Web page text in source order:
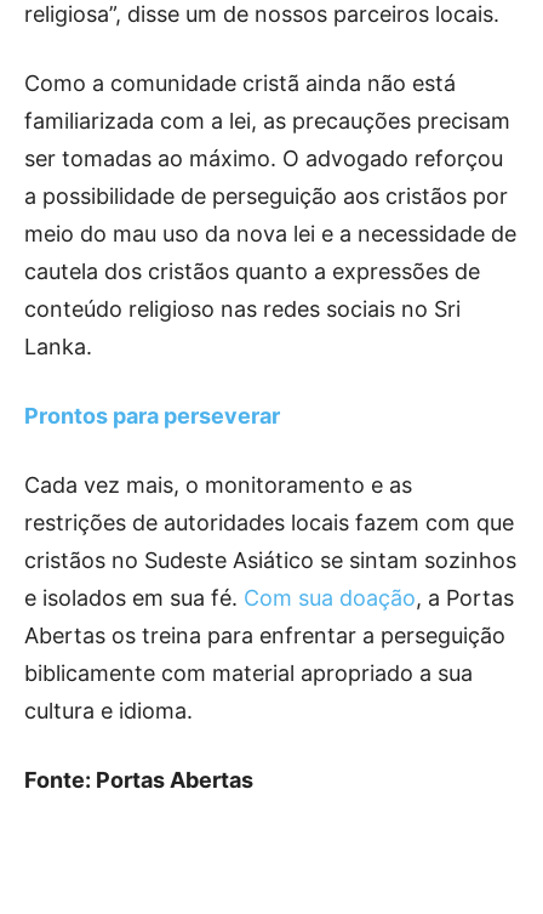
religiosa”, disse um de nossos parceiros locais.
Como a comunidade cristã ainda não está
familiarizada com a lei, as precauções precisam
ser tomadas ao máximo. O advogado reforçou
a possibilidade de perseguição aos cristãos por
meio do mau uso da nova lei e a necessidade de
cautela dos cristãos quanto a expressões de
conteúdo religioso nas redes sociais no Sri
Lanka.
Prontos para perseverar
Cada vez mais, o monitoramento e as
restrições de autoridades locais fazem com que
cristãos no Sudeste Asiático se sintam sozinhos
e isolados em sua fé. Com sua doação, a Portas
Abertas os treina para enfrentar a perseguição
biblicamente com material apropriado a sua
cultura e idioma.
Fonte: Portas Abertas